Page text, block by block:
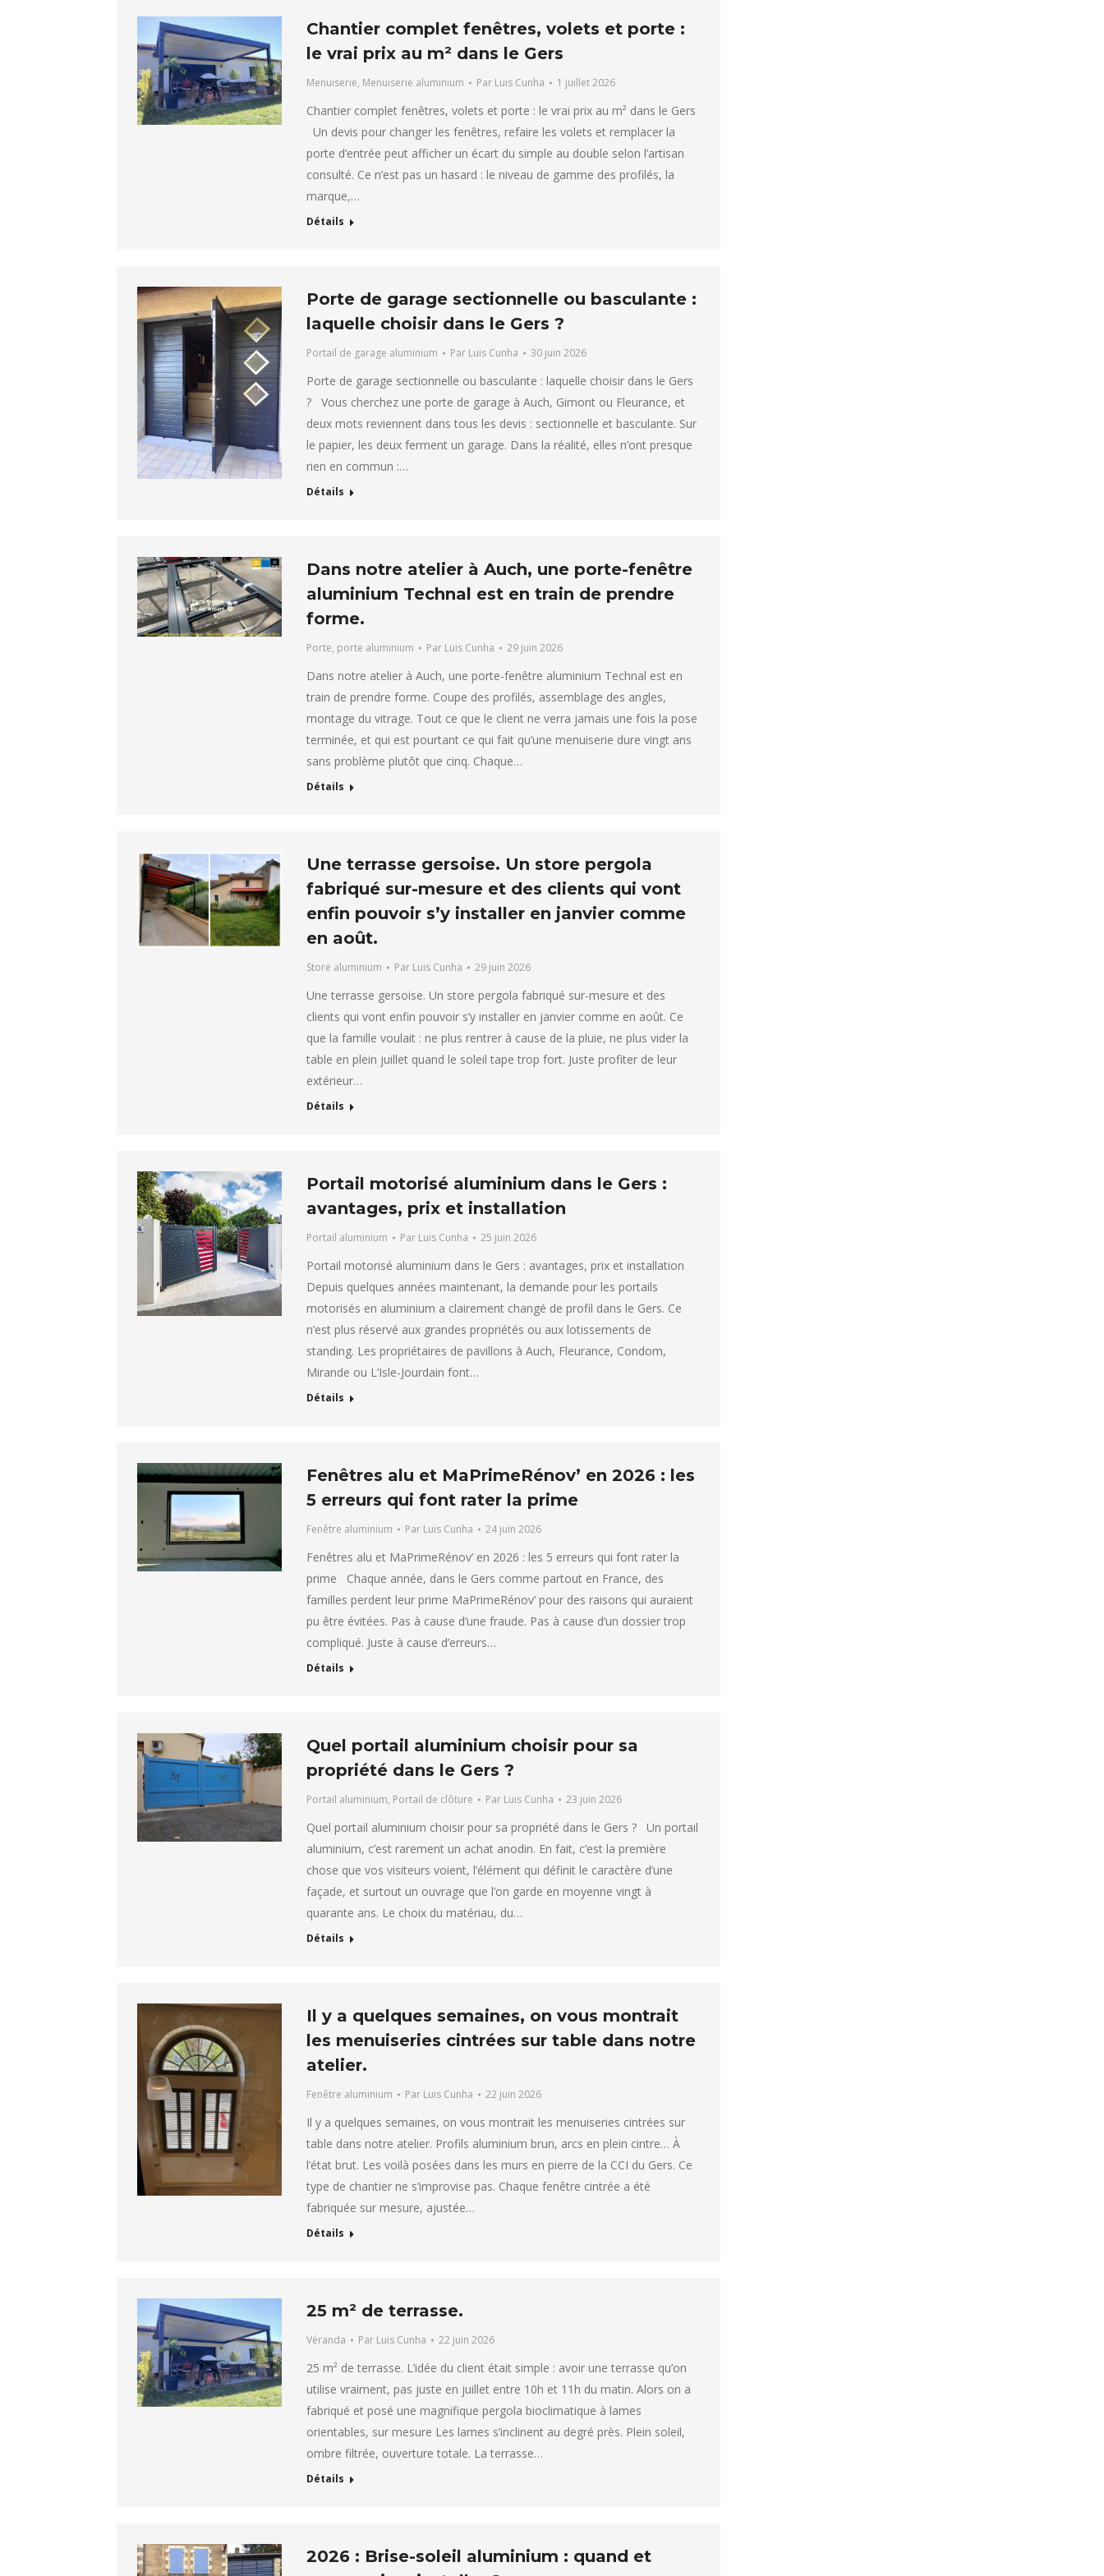
Chantier complet fenêtres, volets et porte :
le vrai prix au m² dans le Gers
Menuiserie, Menuiserie aluminium Par Luis Cunha 1 juillet 2026
Chantier complet fenêtres, volets et porte : le vrai prix au m² dans le Gers
Un devis pour changer les fenêtres, refaire les volets et remplacer la
porte d’entrée peut afficher un écart du simple au double selon l’artisan
consulté. Ce n’est pas un hasard : le niveau de gamme des profilés, la
marque,…
Détails
Porte de garage sectionnelle ou basculante :
laquelle choisir dans le Gers ?
Portail de garage aluminium Par Luis Cunha 30 juin 2026
Porte de garage sectionnelle ou basculante : laquelle choisir dans le Gers
? Vous cherchez une porte de garage à Auch, Gimont ou Fleurance, et
deux mots reviennent dans tous les devis : sectionnelle et basculante. Sur
le papier, les deux ferment un garage. Dans la réalité, elles n’ont presque
rien en commun :…
Détails
Dans notre atelier à Auch, une porte-fenêtre
aluminium Technal est en train de prendre
forme.
Porte, porte aluminium Par Luis Cunha 29 juin 2026
Dans notre atelier à Auch, une porte-fenêtre aluminium Technal est en
train de prendre forme. Coupe des profilés, assemblage des angles,
montage du vitrage. Tout ce que le client ne verra jamais une fois la pose
terminée, et qui est pourtant ce qui fait qu’une menuiserie dure vingt ans
sans problème plutôt que cinq. Chaque…
Détails
Une terrasse gersoise. Un store pergola
fabriqué sur-mesure et des clients qui vont
enfin pouvoir s’y installer en janvier comme
en août.
Store aluminium Par Luis Cunha 29 juin 2026
Une terrasse gersoise. Un store pergola fabriqué sur-mesure et des
clients qui vont enfin pouvoir s’y installer en janvier comme en août. Ce
que la famille voulait : ne plus rentrer à cause de la pluie, ne plus vider la
table en plein juillet quand le soleil tape trop fort. Juste profiter de leur
extérieur…
Détails
Portail motorisé aluminium dans le Gers :
avantages, prix et installation
Portail aluminium Par Luis Cunha 25 juin 2026
Portail motorisé aluminium dans le Gers : avantages, prix et installation
Depuis quelques années maintenant, la demande pour les portails
motorisés en aluminium a clairement changé de profil dans le Gers. Ce
n’est plus réservé aux grandes propriétés ou aux lotissements de
standing. Les propriétaires de pavillons à Auch, Fleurance, Condom,
Mirande ou L’Isle-Jourdain font…
Détails
Fenêtres alu et MaPrimeRénov’ en 2026 : les
5 erreurs qui font rater la prime
Fenêtre aluminium Par Luis Cunha 24 juin 2026
Fenêtres alu et MaPrimeRénov’ en 2026 : les 5 erreurs qui font rater la
prime Chaque année, dans le Gers comme partout en France, des
familles perdent leur prime MaPrimeRénov’ pour des raisons qui auraient
pu être évitées. Pas à cause d’une fraude. Pas à cause d’un dossier trop
compliqué. Juste à cause d’erreurs…
Détails
Quel portail aluminium choisir pour sa
propriété dans le Gers ?
Portail aluminium, Portail de clôture Par Luis Cunha 23 juin 2026
Quel portail aluminium choisir pour sa propriété dans le Gers ? Un portail
aluminium, c’est rarement un achat anodin. En fait, c’est la première
chose que vos visiteurs voient, l’élément qui définit le caractère d’une
façade, et surtout un ouvrage que l’on garde en moyenne vingt à
quarante ans. Le choix du matériau, du…
Détails
Il y a quelques semaines, on vous montrait
les menuiseries cintrées sur table dans notre
atelier.
Fenêtre aluminium Par Luis Cunha 22 juin 2026
Il y a quelques semaines, on vous montrait les menuiseries cintrées sur
table dans notre atelier. Profils aluminium brun, arcs en plein cintre… À
l’état brut. Les voilà posées dans les murs en pierre de la CCI du Gers. Ce
type de chantier ne s’improvise pas. Chaque fenêtre cintrée a été
fabriquée sur mesure, ajustée…
Détails
25 m² de terrasse.
Véranda Par Luis Cunha 22 juin 2026
25 m² de terrasse. L’idée du client était simple : avoir une terrasse qu’on
utilise vraiment, pas juste en juillet entre 10h et 11h du matin. Alors on a
fabriqué et posé une magnifique pergola bioclimatique à lames
orientables, sur mesure Les lames s’inclinent au degré près. Plein soleil,
ombre filtrée, ouverture totale. La terrasse…
Détails
2026 : Brise-soleil aluminium : quand et